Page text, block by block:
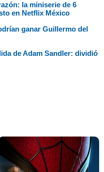
la miniserie de 6
en Netflix México
ganar Guillermo del
de Adam Sandler: dividió